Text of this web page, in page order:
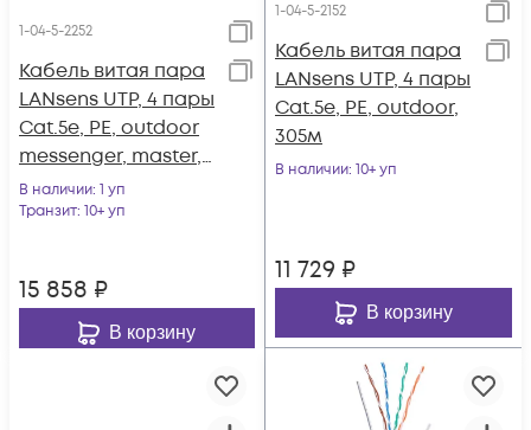
1-04-5-2252
Кабель витая пара
LANsens UTP, 4 пары
Cat.5e, PE, outdoor
messenger, master,
305м
В наличии: 1 уп
Транзит: 10+ уп
15 858 ₽
В корзину
1-04-5-2152
Кабель витая пара
LANsens UTP, 4 пары
Cat.5e, PE, outdoor,
305м
В наличии: 10+ уп
11 729 ₽
В корзину